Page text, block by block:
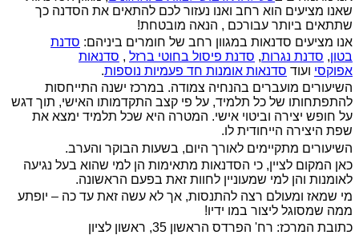
שאנו מציעים הוא רחב ואנו נעזור לכם להתאים את הסדנה כך
שתתאים ביותר עבורכם , הנאה מובטחת!
אנו מציעים סדנאות במגוון רחב של חומרים ביניהם: סדנת
בטון, סדנת נגרות, סדנת פיסול בחוטי ברזל , סדנאות
אפוקסי ועוד סדנאות אומנות חד פעמיות נוספות.
השיעורים מועברים בהנחיה צמודה. במרכז ישנה התייחסות
להתפתחותו של כל תלמיד, על פי קצב התקדמותו האישי, תוך דגש
על חופש יצירה וביטוי אישי. המטרה היא שכל תלמיד ימצא את
שפת היצירה הייחודית לו.
השיעורים מתקיימים לאורך היום, בשעות הבוקר והערב.
כאן המקום לציין, כי הסדנאות מתאימות הן למי שהוא בעל נגיעה
לאומנות והן למי שמעוניין לחוות זאת בפעם הראשונה.
מי שמאז ומעולם רצה להתנסות, אך לא עשה זאת עד כה – יופתע
ממה שמסוגל ליצור במו ידיו!
כתובת המרכז: רח' הפרדס הראשון 35, ראשון לציון